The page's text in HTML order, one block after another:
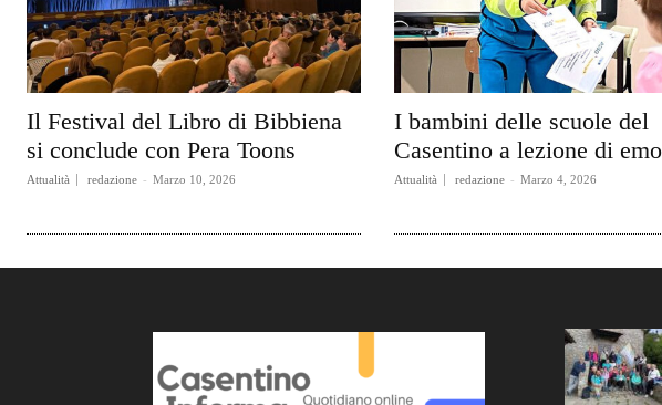
Il Festival del Libro di Bibbiena
si conclude con Pera Toons
Attualità redazione - Marzo 10, 2026
I bambini delle scuole del
Casentino a lezione di
Attualità redazione - Marzo 4, 2026